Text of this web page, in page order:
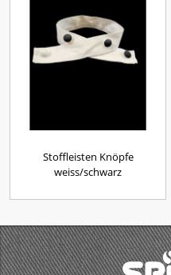
Stoffleisten Knöpfe
weiss/schwarz